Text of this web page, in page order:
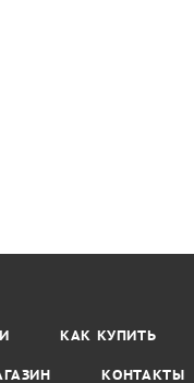
КАК КУПИТЬ
КОНТАКТЫ